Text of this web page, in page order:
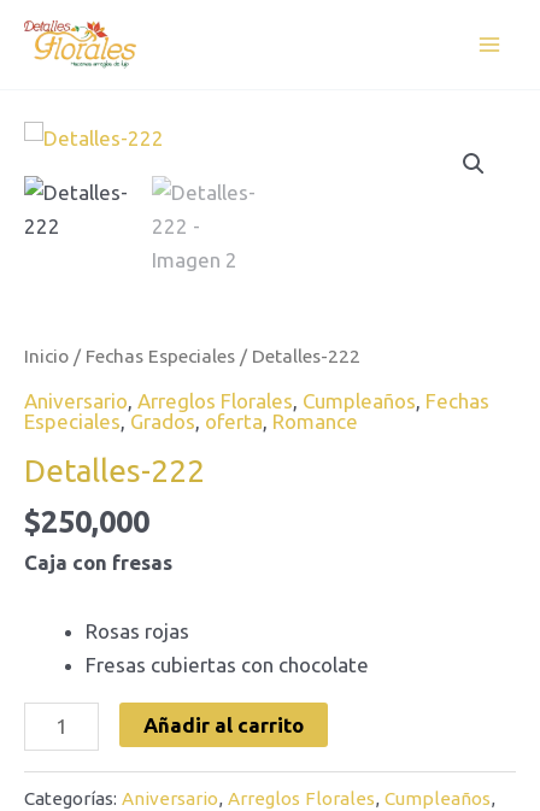
Inicio / Fechas Especiales / Detalles-222
Aniversario, Arreglos Florales, Cumpleaños, Fechas
Especiales, Grados, oferta, Romance
Detalles-222
$250,000
Caja con fresas
Rosas rojas
Fresas cubiertas con chocolate
Detalles-
cantidad
Añadir al carrito
Categorías: Aniversario, Arreglos Florales, Cumpleaños,